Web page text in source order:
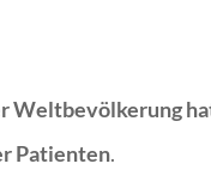
Patienten.